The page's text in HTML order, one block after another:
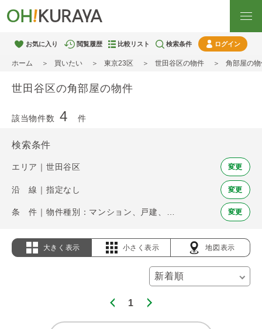
お気に入り 閲覧履歴 比較リスト 検索条件 ログイン
ホーム 買いたい 東京23区 世田谷区の物件 角部屋の
世田谷区の角部屋の物件
該当物件数 4 件
検索条件
エリア｜世田谷区 変更
沿 線｜指定なし 変更
変更
大きく表示 小さく表示 地図表示
1